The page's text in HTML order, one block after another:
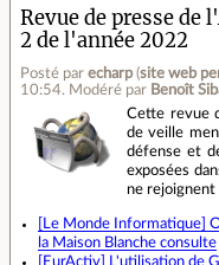
Revue de presse de
2 de l'année 2022
Posté par echarp(site web
10:54. Modéré par Benoît
Cette revue
de veille
défense et
exposées
ne rejoignent
[Le Monde Informatique]
la Maison Blanche consulte
[EurActiv] L'utilisation de